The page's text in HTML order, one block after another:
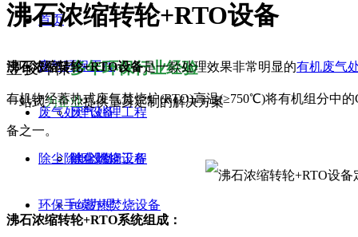
首页
废气环保工程
废气处理工程
除尘除烟工程
废气处理设备
催化燃烧设备
rto蓄热焚烧设备
除尘除烟设备
环保手续办理
翌骏环保多年环保行业经验
一站式为企业提供量身定制的解决方案
沸石浓缩转轮+RTO设备
沸石浓缩转轮+RTO设备是一款处理效果非常明显的有机废气
有机物经蓄热式废气焚烧炉(RTO)高温(≥750℃)将有机组分中
备之一。
沸石浓缩转轮+RTO系统组成：